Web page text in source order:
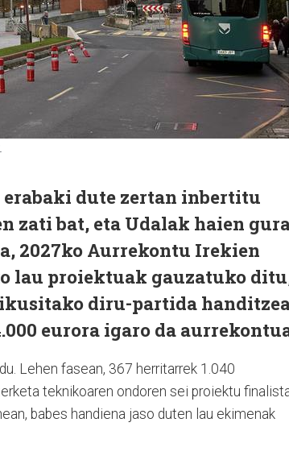
dute zertan inbertitu
zati bat, eta Udalak haien
2027ko Aurrekontu Irekien
lau proiektuak gauzatuko
diru-partida
eurora igaro da
Lehen fasean, 367 herritarrek 1.040
teknikoaren ondoren sei proiektu
babes handiena jaso duten lau ekimenak